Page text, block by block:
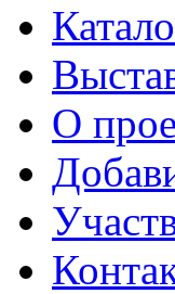
О